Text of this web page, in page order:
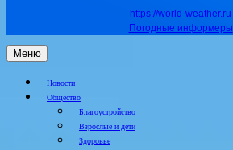
https://world-weather.ru
Погодные информеры
Меню
Новости
Общество
Благоустройство
Взрослые и дети
Здоровье